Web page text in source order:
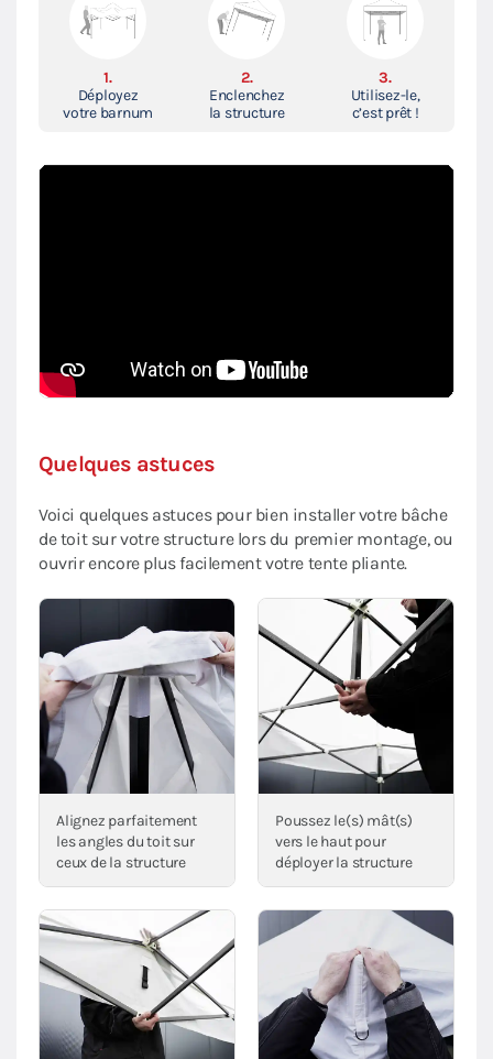
1.
Déployez
votre barnum
2.
Enclenchez
la structure
3.
Utilisez-le,
c’est prêt !
Quelques astuces
Voici quelques astuces pour bien installer votre bâche
de toit sur votre structure lors du premier montage, ou
ouvrir encore plus facilement votre tente pliante.
Alignez parfaitement
les angles du toit sur
ceux de la structure
Poussez le(s) mât(s)
vers le haut pour
déployer la structure